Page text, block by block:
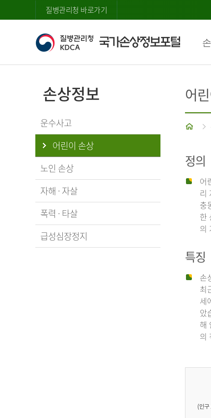
질병관리청 바로가기
손상정보
운수사고
어린이 손상
노인 손상
자해 · 자살
폭력 · 타살
급성심장정지
어
홈
정의
어
리
충
한
의
특징
손
최
세
았
해
의